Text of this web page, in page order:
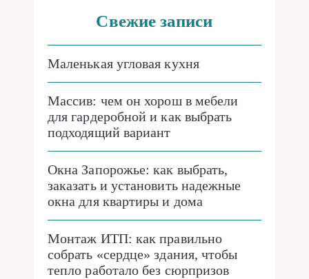
Свежие записи
Маленькая угловая кухня
Массив: чем он хорош в мебели
для гардеробной и как выбрать
подходящий вариант
Окна Запорожье: как выбрать,
заказать и установить надежные
окна для квартиры и дома
Монтаж ИТП: как правильно
собрать «сердце» здания, чтобы
тепло работало без сюрпризов